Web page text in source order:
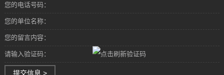
您的电话号码：
您的单位名称：
您的留言内容：
请输入验证码：
提交信息 >